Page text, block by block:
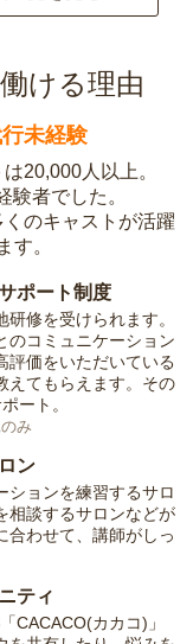
ける理由
未経験
20,000人以上。
験者でした。
のキャストが活躍
す。
ポート制度
修を受けられます。
のコミュニケーション
評価をいただいている
えてもらえます。その
ート。
み
ン
ションを練習するサロ
相談するサロンなどが
合わせて、講師がしっ
ティ
CACACO(カカコ)」